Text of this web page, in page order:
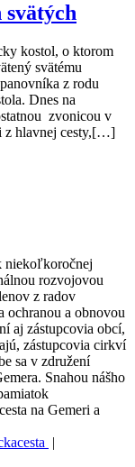
svätých
kostol, o ktorom
svätému
z rodu
Dnes na
zvonicou v
z hlavnej cesty,[…]
niekoľkoročnej
rozvojovou
z radov
ochranou a obnovou
aj zástupcovia obcí,
zástupcovia cirkví
sa v združení
Snahou nášho
na Gemeri a
|